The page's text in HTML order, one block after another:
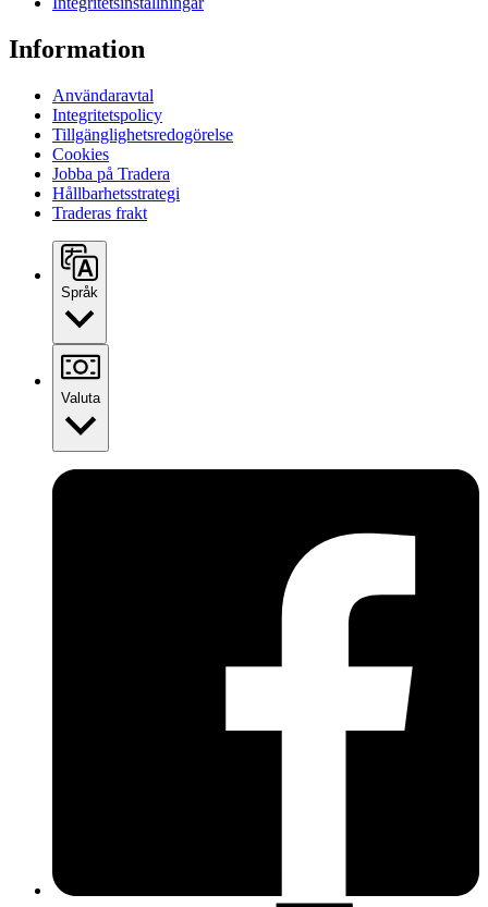
Information
Användaravtal
Integritetspolicy
Tillgänglighetsredogörelse
Cookies
Jobba på Tradera
Hållbarhetsstrategi
Traderas frakt
Språk
Valuta